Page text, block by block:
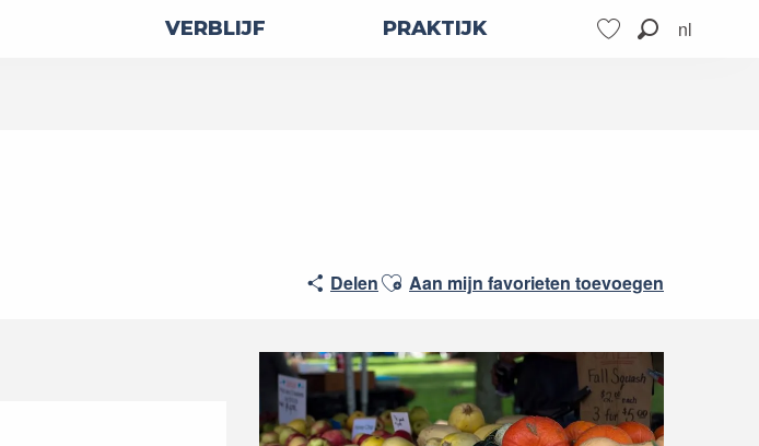
nl
VERBLIJF PRAKTIJK
DelenAjouter aux favoris
Aan mijn favorieten toevoegen